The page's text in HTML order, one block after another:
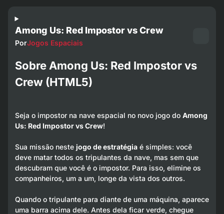
Among Us: Red Impostor vs Crew
PorJogos Espaciais
Sobre Among Us: Red Impostor vs
Crew (HTML5)
Seja o impostor na nave espacial no novo jogo do Among
Us: Red Impostor vs Crew!
Sua missão neste jogo de estratégiaé simples: você
deve matar todos os tripulantes da nave, mas sem que
descubram que você é o impostor. Para isso, elimine os
companheiros, um a um, longe da vista dos outros.
Quando o tripulante para diante de uma máquina, aparece
uma barra acima dele. Antes dela ficar verde, chegue